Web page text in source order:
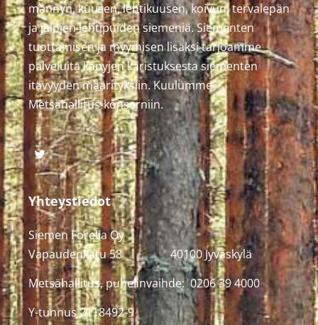
männyn, kuusen, lehtikuusen, koivun, tervalepän
ja jalojen lehtipuiden siemeniä. Siementen
tuottamisen ja myymisen lisäksi tarjoamme
palveluita käpyjen karistuksesta siementen
itävyyden määrityksiin. Kuulumme
Metsähallitus-konserniin.
Yhteystiedot
Siemen Forelia Oy
Vapaudenkatu 58 40100 Jyväskylä
Metsähallitus, puhelinvaihde: 0206 39 4000
Y-tunnus 2118492-9